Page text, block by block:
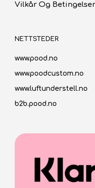
Vilkår Og Betingelser
NETTSTEDER
www.pood.no
www.poodcustom.no
www.luftunderstell.no
b2b.pood.no